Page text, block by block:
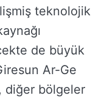
teknolojik
de büyük
Ar-Ge
diğer bölgeler